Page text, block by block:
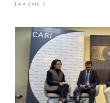
Leia Mais